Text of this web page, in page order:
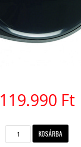
119.990 Ft